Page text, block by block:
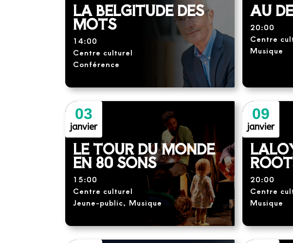
LA BELGITUDE DES
MOTS
14:00
Centre culturel
Conférence
AU
20:00
Centre
Musique
03
janvier
LE TOUR DU MONDE
EN 80 SONS
15:00
Centre culturel
Jeune-public, Musique
09
janvier
20:00
Centre
Musique